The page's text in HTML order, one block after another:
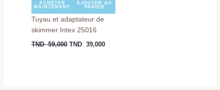
ACHETER
MAINTENANT
AJOUTER AU
PANIER
Tuyau et adaptateur de
skimmer Intex 25016
TND59,000 TND 39,000